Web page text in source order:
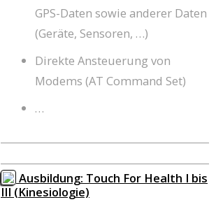
GPS-Daten sowie anderer Daten
(Geräte, Sensoren, …)
Direkte Ansteuerung von
Modems (AT Command Set)
…
Ausbildung: Touch For Health I bis
III (Kinesiologie)